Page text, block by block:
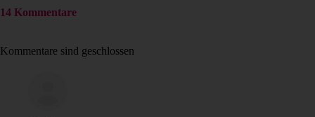
14 Kommentare
Kommentare sind geschlossen